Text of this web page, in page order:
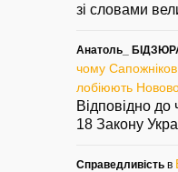
зі словами
Анатоль_
чому
лобіюють
Відповідно до
18 Закону Укра
Справедливість в